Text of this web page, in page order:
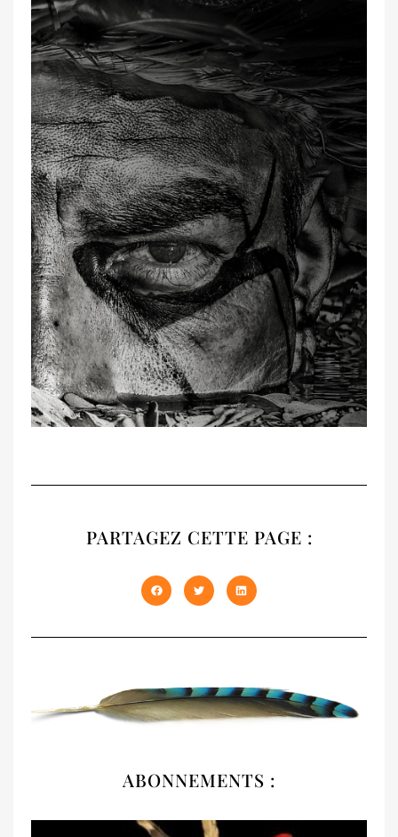
RECUEIL
premiers numéros épuisés de NATIVES en
un seul volume de 408 pages. À offrir et à
s'offrir !
PARTAGEZ CETTE PAGE :
ABONNEMENTS :